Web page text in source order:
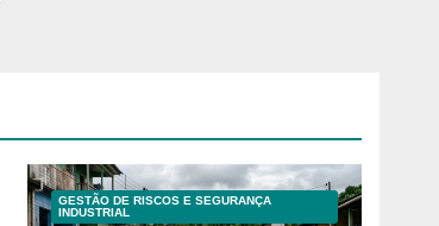
GESTÃO DE RISCOS E SEGURANÇA
INDUSTRIAL